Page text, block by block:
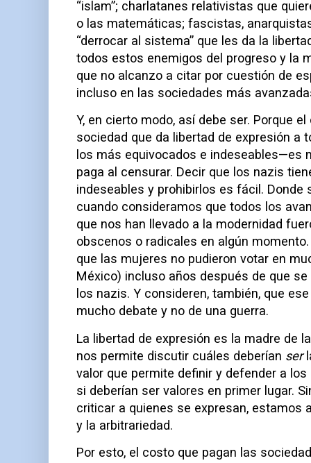
“islam”; charlatanes relativistas que
o las matemáticas; fascistas,
“derrocar al sistema” que les da la
todos estos enemigos del progreso y la
que no alcanzo a citar por cuestión de
incluso en las sociedades más
Y, en cierto modo, así debe ser. Porque
sociedad que da libertad de expresión
los más equivocados e indeseables—es
paga al censurar. Decir que los nazis
indeseables y prohibirlos es fácil. Donde
cuando consideramos que todos los
que nos han llevado a la modernidad
obscenos o radicales en algún
que las mujeres no pudieron votar en
México) incluso años después de que
los nazis. Y consideren, también, que
mucho debate y no de una guerra.
La libertad de expresión es la madre de
nos permite discutir cuáles deberían ser
valor que permite definir y defender a
si deberían ser valores en primer lugar.
criticar a quienes se expresan, estamos
y la arbitrariedad.
Por esto, el costo que pagan las